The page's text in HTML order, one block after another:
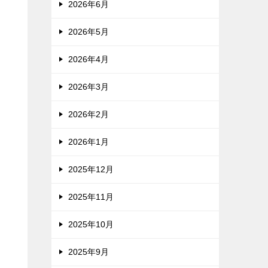
2026年6月
2026年5月
2026年4月
2026年3月
2026年2月
2026年1月
2025年12月
2025年11月
2025年10月
2025年9月